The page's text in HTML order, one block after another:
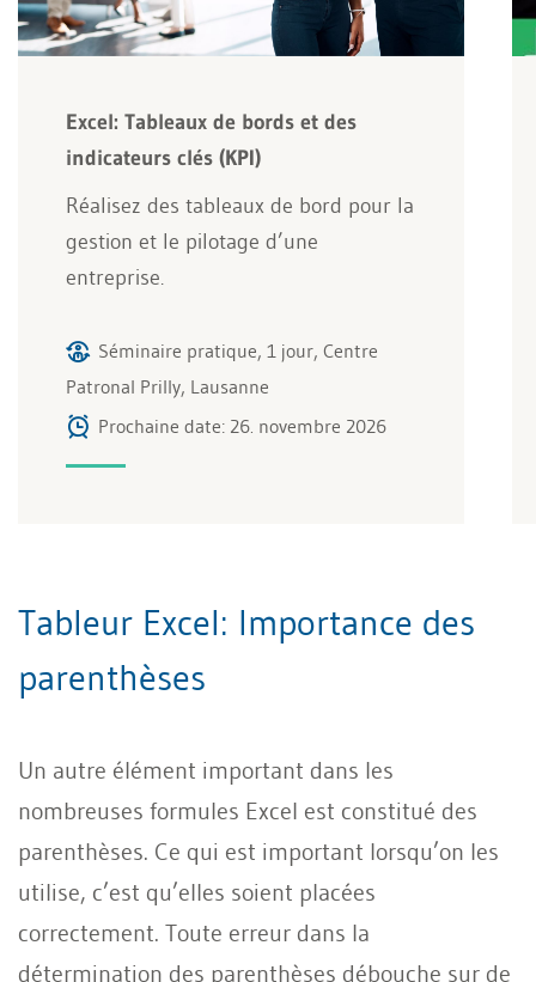
Excel: Tableaux de bords et des
indicateurs clés (KPI)
Réalisez des tableaux de bord pour la
gestion et le pilotage d’une
entreprise.
Séminaire pratique, 1 jour, Centre
Patronal Prilly, Lausanne
Prochaine date: 26. novembre 2026
Tableur Excel: Importance des
parenthèses
Un autre élément important dans les
nombreuses formules Excel est constitué des
parenthèses. Ce qui est important lorsqu’on les
utilise, c’est qu’elles soient placées
correctement. Toute erreur dans la
détermination des parenthèses débouche sur de